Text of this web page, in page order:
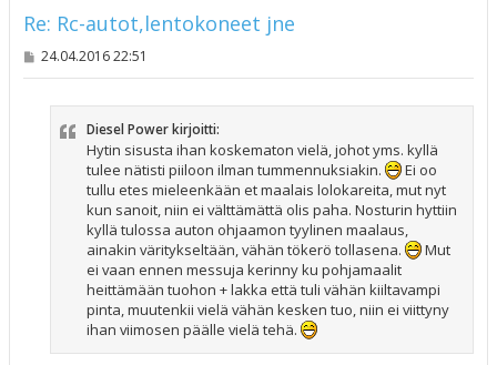
Re: Rc-autot,lentokoneet jne
V24.04.2016 22:51
Diesel Power kirjoitti:
Hytin sisusta ihan koskematon vielä, johot yms. kyllä
tulee nätisti piiloon ilman tummennuksiakin.
Ei oo
tullu etes mieleenkään et maalais lolokareita, mut nyt
kun sanoit, niin ei välttämättä olis paha. Nosturin hyttiin
kyllä tulossa auton ohjaamon tyylinen maalaus,
ainakin väritykseltään, vähän tökerö tollasena.
Mut
ei vaan ennen messuja kerinny ku pohjamaalit
heittämään tuohon + lakka että tuli vähän kiiltavampi
pinta, muutenkii vielä vähän kesken tuo, niin ei viittyny
ihan viimosen päälle vielä tehä.